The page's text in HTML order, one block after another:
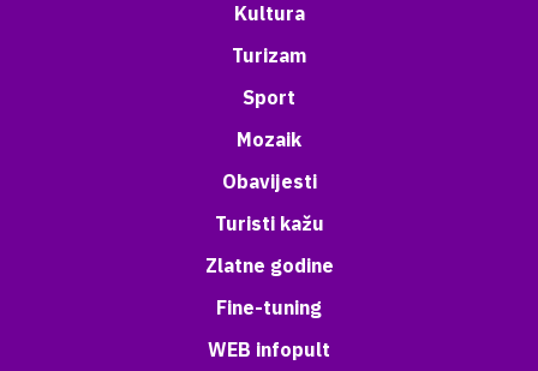
Kultura
Turizam
Sport
Mozaik
Obavijesti
Turisti kažu
Zlatne godine
Fine-tuning
WEB infopult